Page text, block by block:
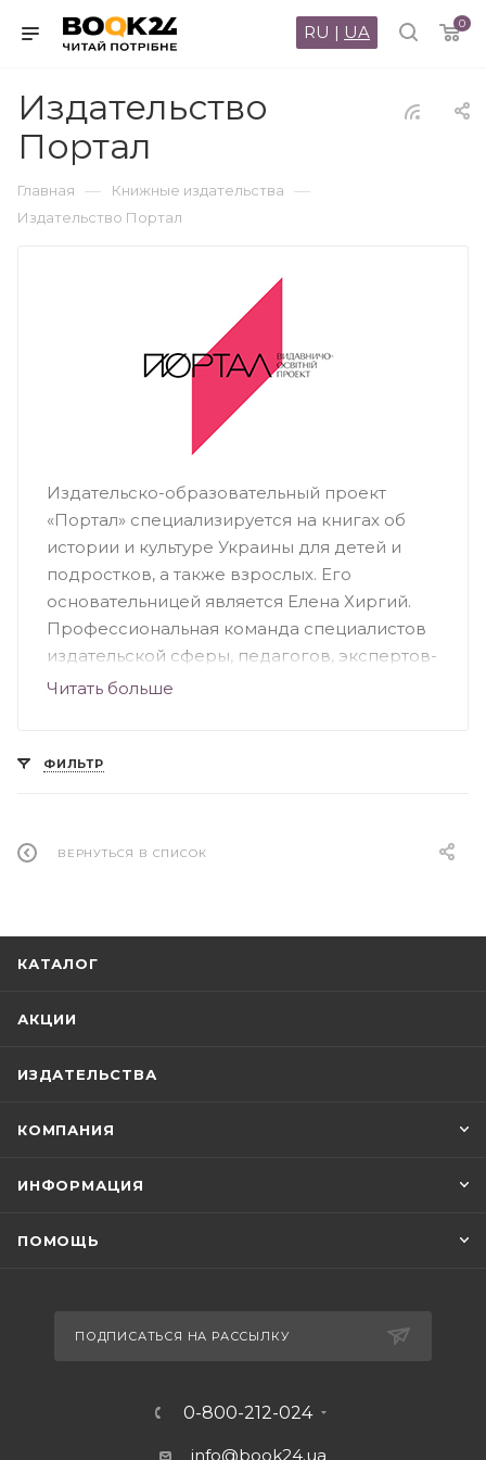
0
RU | UA
Издательство
Портал
Главная — Книжные издательства —
Издательство Портал
Издательско-образовательный проект
«Портал» специализируется на книгах об
истории и культуре Украины для детей и
подростков, а также взрослых. Его
основательницей является Елена Хиргий.
Профессиональная команда специалистов
издательской сферы, педагогов, экспертов-
историков, литературоведов,
серии, что призваны быть юным читателям
воспитать новое поколение украинцев,
Читать больше
ФИЛЬТР
ВЕРНУТЬСЯ В СПИСОК
КАТАЛОГ
АКЦИИ
ИЗДАТЕЛЬСТВА
КОМПАНИЯ
ИНФОРМАЦИЯ
ПОМОЩЬ
ПОДПИСАТЬСЯ НА РАССЫЛКУ
0-800-212-024
info@book24.ua